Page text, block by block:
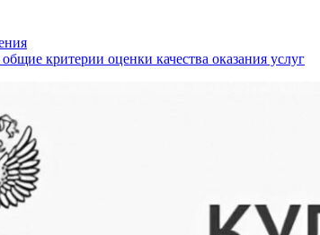
критерии оценки качества оказания услуг